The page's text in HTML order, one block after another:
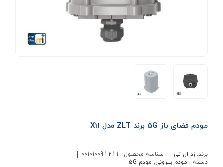
مودم فضای باز 5G برند ZLT مدل X11
برند: زد ال تی شناسه محصول : 00101009-1-2-1-1
دسته : مودم بیرونی, مودم 5G